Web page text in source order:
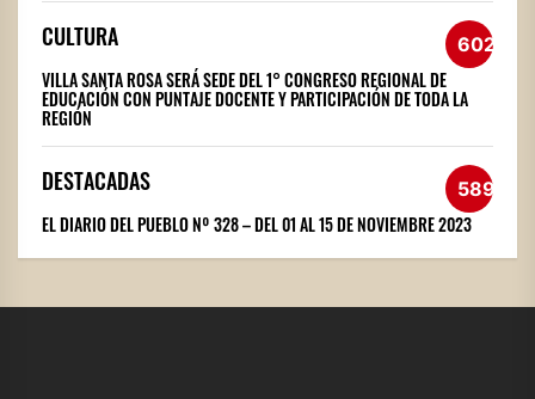
CULTURA 602
VILLA SANTA ROSA SERÁ SEDE DEL 1° CONGRESO REGIONAL DE
EDUCACIÓN CON PUNTAJE DOCENTE Y PARTICIPACIÓN DE TODA LA
REGIÓN
DESTACADAS 589
EL DIARIO DEL PUEBLO Nº 328 – DEL 01 AL 15 DE NOVIEMBRE 2023